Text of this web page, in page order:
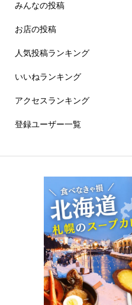
みんなの投稿
お店の投稿
人気投稿ランキング
いいねランキング
アクセスランキング
登録ユーザー一覧